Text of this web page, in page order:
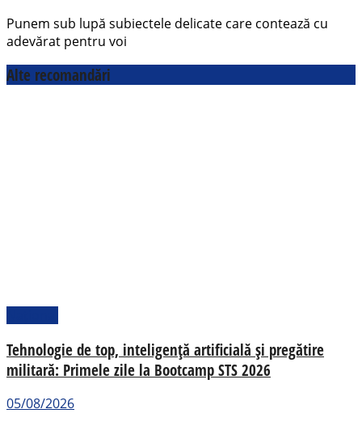
Punem sub lupă subiectele delicate care contează cu
adevărat pentru voi
Alte recomandări
Tehnologie de top, inteligență artificială și pregătire
militară: Primele zile la Bootcamp STS 2026
05/08/2026